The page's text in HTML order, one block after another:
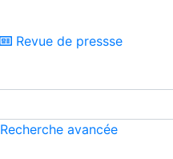
Revue de pressse
Recherche avancée